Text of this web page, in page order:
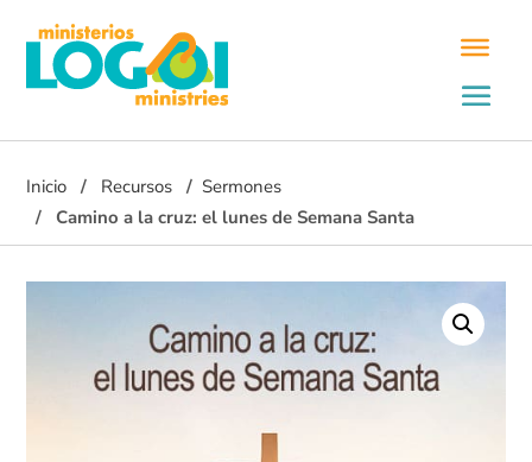
Inicio Recursos
Sermones
Camino a la cruz: el lunes de Semana Santa